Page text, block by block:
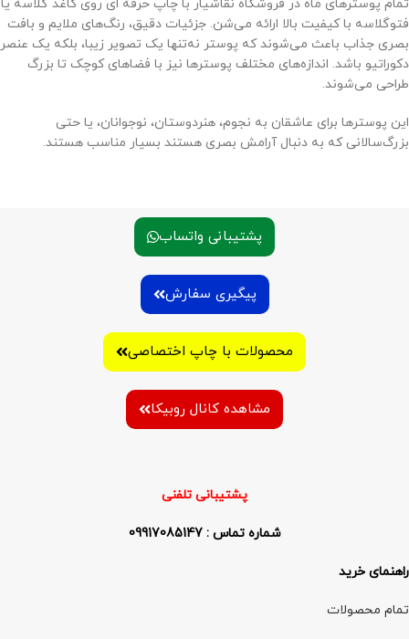
تمام پوسترهای ماه در فروشگاه نقاشیار با چاپ حرفه ای روی کاغذ گلاسه یا
فتوگلاسه با کیفیت بالا ارائه می‌شن. جزئیات دقیق، رنگ‌های ملایم و بافت
بصری جذاب باعث می‌شوند که پوستر نه‌تنها یک تصویر زیبا، بلکه یک عنصر
دکوراتیو باشد. اندازه‌های مختلف پوسترها نیز با فضاهای کوچک تا بزرگ
طراحی می‌شوند.
این پوسترها برای عاشقان به نجوم، هنردوستان، نوجوانان، یا حتی
بزرگ‌سالانی که به دنبال آرامش بصری هستند بسیار مناسب هستند.
پشتیبانی واتساب
پیگیری سفارش
محصولات با چاپ اختصاصی
مشاهده کانال روبیکا
پشتیبانی تلفنی
شماره تماس : 09917085147
راهنمای خرید
تمام محصولات